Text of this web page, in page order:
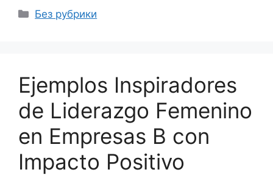
Рубрики
Без рубрики
Ejemplos Inspiradores
de Liderazgo Femenino
en Empresas B con
Impacto Positivo